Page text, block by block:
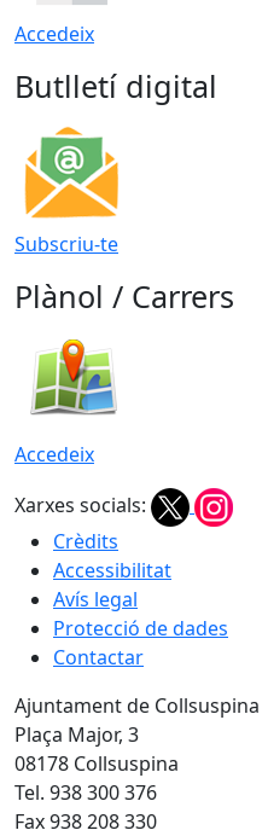
Accedeix
Butlletí digital
Subscriu-te
Plànol / Carrers
Accedeix
Xarxes socials:
Crèdits
Accessibilitat
Avís legal
Protecció de dades
Contactar
Ajuntament de Collsuspina
Plaça Major, 3
08178 Collsuspina
Tel. 938 300 376
Fax 938 208 330